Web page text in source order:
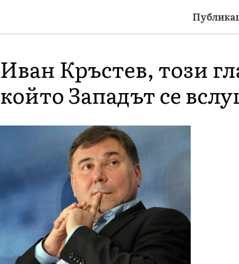
Иван Кръстев, този
който Западът се